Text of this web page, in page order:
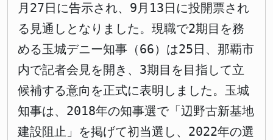
月27日に告示され、9月13日に投開票され
る見通しとなりました。現職で2期目を務
める玉城デニー知事（66）は25日、那覇市
内で記者会見を開き、3期目を目指して立
候補する意向を正式に表明しました。玉城
知事は、2018年の知事選で「辺野古新基地
建設阻止」を掲げて初当選し、2022年の選